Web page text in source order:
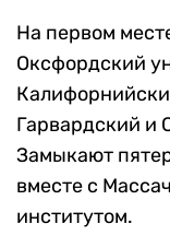
На первом
Оксфордский
Гарвардский и
Замыкают
вместе с
институтом.